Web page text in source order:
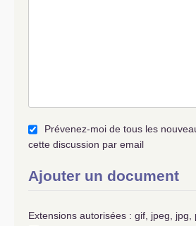
Prévenez-moi de tous les
cette discussion par email
Ajouter un document
Extensions autorisées : gif, jpeg, jpg,